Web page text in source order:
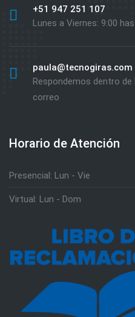
+51 947 251 107
Lunes a Viernes: 9:00
paula@tecnogiras.com
Respondemos dentro
correo
Horario de Atención
Presencial: Lun - Vie
Virtual: Lun - Dom